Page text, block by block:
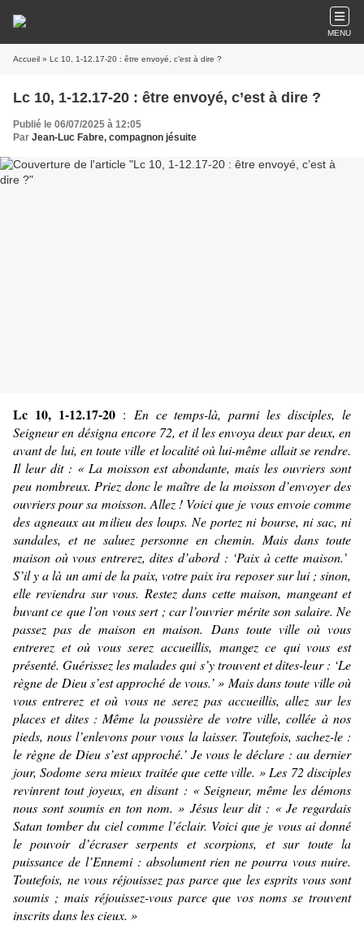
MENU
Accueil » Lc 10, 1-12.17-20 : être envoyé, c’est à dire ?
Lc 10, 1-12.17-20 : être envoyé, c’est à dire ?
Publié le 06/07/2025 à 12:05
Par Jean-Luc Fabre, compagnon jésuite
Lc 10, 1-12.17-20 : En ce temps-là, parmi les disciples, le
Seigneur en désigna encore 72, et il les envoya deux par deux, en
avant de lui, en toute ville et localité où lui-même allait se rendre.
Il leur dit : « La moisson est abondante, mais les ouvriers sont
peu nombreux. Priez donc le maître de la moisson d’envoyer des
ouvriers pour sa moisson. Allez ! Voici que je vous envoie comme
des agneaux au milieu des loups. Ne portez ni bourse, ni sac, ni
sandales, et ne saluez personne en chemin. Mais dans toute
maison où vous entrerez, dites d’abord : ‘Paix à cette maison.’
S’il y a là un ami de la paix, votre paix ira reposer sur lui ; sinon,
elle reviendra sur vous. Restez dans cette maison, mangeant et
buvant ce que l’on vous sert ; car l’ouvrier mérite son salaire. Ne
passez pas de maison en maison. Dans toute ville où vous
entrerez et où vous serez accueillis, mangez ce qui vous est
présenté. Guérissez les malades qui s’y trouvent et dites-leur : ‘Le
règne de Dieu s’est approché de vous.’ » Mais dans toute ville où
vous entrerez et où vous ne serez pas accueillis, allez sur les
places et dites : Même la poussière de votre ville, collée à nos
pieds, nous l’enlevons pour vous la laisser. Toutefois, sachez-le :
le règne de Dieu s’est approché.’ Je vous le déclare : au dernier
jour, Sodome sera mieux traitée que cette ville. » Les 72 disciples
revinrent tout joyeux, en disant : « Seigneur, même les démons
nous sont soumis en ton nom. » Jésus leur dit : « Je regardais
Satan tomber du ciel comme l’éclair. Voici que je vous ai donné
le pouvoir d’écraser serpents et scorpions, et sur toute la
puissance de l’Ennemi : absolument rien ne pourra vous nuire.
Toutefois, ne vous réjouissez pas parce que les esprits vous sont
soumis ; mais réjouissez-vous parce que vos noms se trouvent
inscrits dans les cieux. »